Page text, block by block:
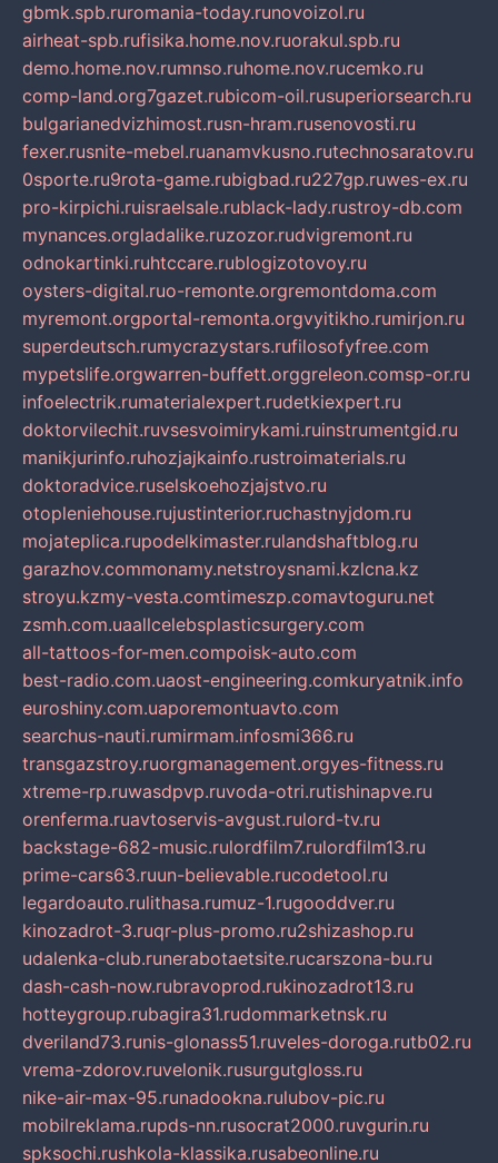
gbmk.spb.ruromania-today.runovoizol.ru
airheat-spb.rufisika.home.nov.ruorakul.spb.ru
demo.home.nov.rumnso.ruhome.nov.rucemko.ru
comp-land.org7gazet.rubicom-oil.rusuperiorsearch.ru
bulgarianedvizhimost.rusn-hram.rusenovosti.ru
fexer.rusnite-mebel.ruanamvkusno.rutechnosaratov.ru
0sporte.ru9rota-game.rubigbad.ru227gp.ruwes-ex.ru
pro-kirpichi.ruisraelsale.rublack-lady.rustroy-db.com
mynances.orgladalike.ruzozor.rudvigremont.ru
odnokartinki.ruhtccare.rublogizotovoy.ru
oysters-digital.ruo-remonte.orgremontdoma.com
myremont.orgportal-remonta.orgvyitikho.rumirjon.ru
superdeutsch.rumycrazystars.rufilosofyfree.com
mypetslife.orgwarren-buffett.orggreleon.comsp-or.ru
infoelectrik.rumaterialexpert.rudetkiexpert.ru
doktorvilechit.ruvsesvoimirykami.ruinstrumentgid.ru
manikjurinfo.ruhozjajkainfo.rustroimaterials.ru
doktoradvice.ruselskoehozjajstvo.ru
otopleniehouse.rujustinterior.ruchastnyjdom.ru
mojateplica.rupodelkimaster.rulandshaftblog.ru
garazhov.commonamy.netstroysnami.kzlcna.kz
stroyu.kzmy-vesta.comtimeszp.comavtoguru.net
zsmh.com.uaallcelebsplasticsurgery.com
all-tattoos-for-men.compoisk-auto.com
best-radio.com.uaost-engineering.comkuryatnik.info
euroshiny.com.uaporemontuavto.com
searchus-nauti.rumirmam.infosmi366.ru
transgazstroy.ruorgmanagement.orgyes-fitness.ru
xtreme-rp.ruwasdpvp.ruvoda-otri.rutishinapve.ru
orenferma.ruavtoservis-avgust.rulord-tv.ru
backstage-682-music.rulordfilm7.rulordfilm13.ru
prime-cars63.ruun-believable.rucodetool.ru
legardoauto.rulithasa.rumuz-1.rugooddver.ru
kinozadrot-3.ruqr-plus-promo.ru2shizashop.ru
udalenka-club.runerabotaetsite.rucarszona-bu.ru
dash-cash-now.rubravoprod.rukinozadrot13.ru
hotteygroup.rubagira31.rudommarketnsk.ru
dveriland73.runis-glonass51.ruveles-doroga.rutb02.ru
vrema-zdorov.ruvelonik.rusurgutgloss.ru
nike-air-max-95.runadookna.rulubov-pic.ru
mobilreklama.rupds-nn.rusocrat2000.ruvgurin.ru
spksochi.rushkola-klassika.rusabeonline.ru